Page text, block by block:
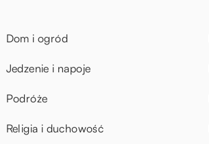
Dom i ogród
Jedzenie i napoje
Podróże
Religia i duchowość